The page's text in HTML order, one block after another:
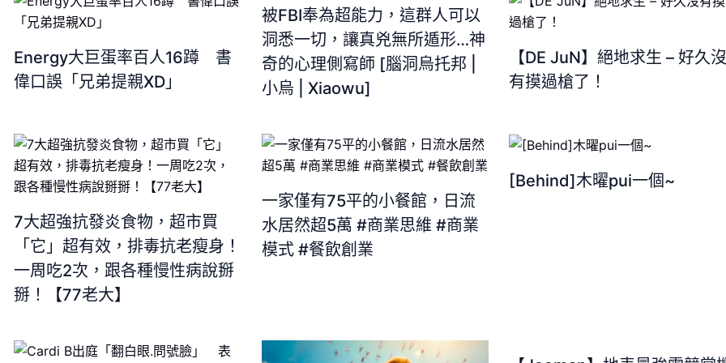
Energy大巨蛋率百人16蹲 書
偉口誤「兄弟提親XD」
被FBI奉為超能力，這群人可以
洞悉一切，讓真兇無所遁形…神
奇的心理側寫師 [腦洞烏托邦 |
小烏 | Xiaowu]
【DE JuN】絕地求生 – 好久
有摸過槍了！
7大超強抗發炎食物，超市買
「它」超有效，排毒抗老瘦身！
一周吃2次，跟各種慢性病說掰
掰！【77老大】
一家僅有75平的小餐館，日流
水居然超5萬 #商業思維 #商業
模式 #餐飲創業
[Behind]木曜pui一個~